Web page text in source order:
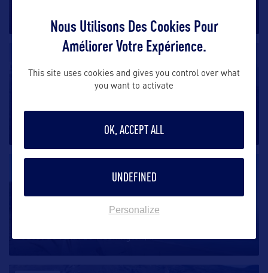
Olympic National Park
La Péninsule Olympique est située à l’extrême nord-
ouest des États-Unis,…
Long Beach Peninsula
ouest de l’Etat de Washington,…
Nous Utilisons Des Cookies Pour
Améliorer Votre Expérience.
This site uses cookies and gives you control over what
you want to activate
OK, ACCEPT ALL
UNDEFINED
Personalize